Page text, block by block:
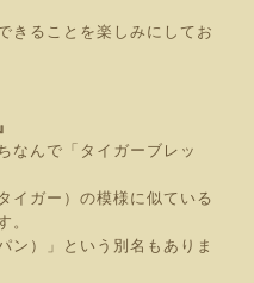
きることを楽しみにしてお
なんで「タイガーブレッ
イガー）の模様に似ている
。
ン）」という別名もありま